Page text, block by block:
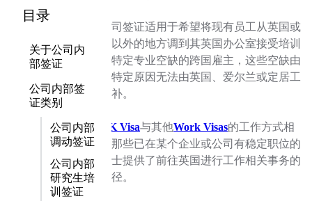
目录
关于公司内
部签证
公司内部签
证类别
公司内部
调动签证
公司内部
研究生培
训签证
跨国公司签证适用于希望将现有员工从英国或
爱尔兰以外的地方调到其英国办公室接受培训
或填补特定专业空缺的跨国雇主，这些空缺由
于某些特定原因无法由英国、爱尔兰或定居工
人来填补。
这个 UK Visa与其他Work Visas的工作方式相
似，为那些已在某个企业或公司有稳定职位的
专业人士提供了前往英国进行工作相关事务的
明确途径。